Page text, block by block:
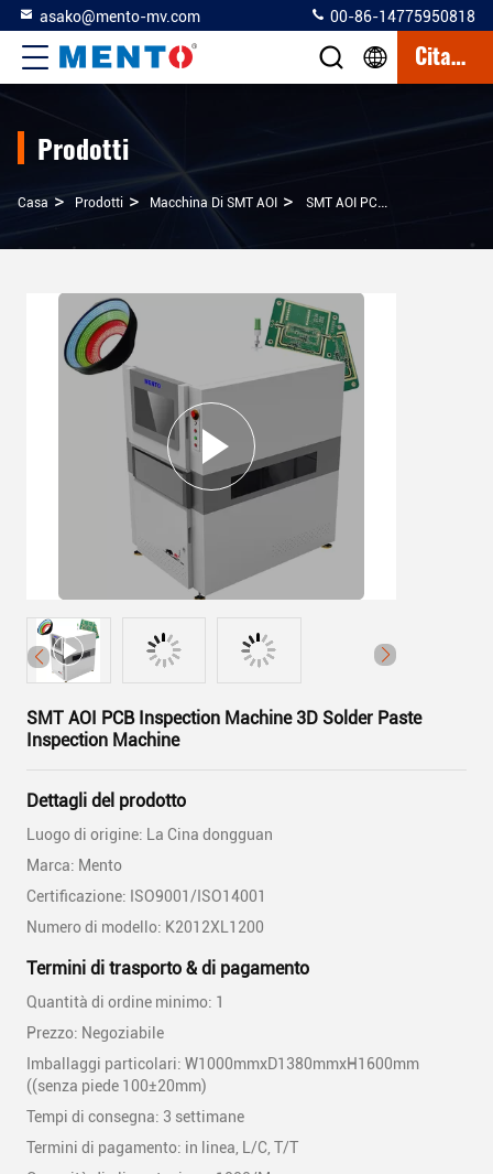
asako@mento-mv.com 00-86-14775950818
Citazione
Prodotti
Casa > Prodotti > Macchina Di SMT AOI > SMT AOI PCB Inspection Machine 3D Solder Paste Inspection Machine
SMT AOI PCB Inspection Machine 3D Solder Paste
Inspection Machine
Dettagli del prodotto
Luogo di origine: La Cina dongguan
Marca: Mento
Certificazione: ISO9001/ISO14001
Numero di modello: K2012XL1200
Termini di trasporto & di pagamento
Quantità di ordine minimo: 1
Prezzo: Negoziabile
Imballaggi particolari: W1000mmxD1380mmxH1600mm
((senza piede 100±20mm)
Tempi di consegna: 3 settimane
Termini di pagamento: in linea, L/C, T/T